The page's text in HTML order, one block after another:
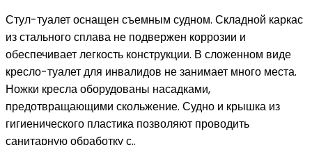
Стул-туалет оснащен съемным судном. Складной каркас
из стального сплава не подвержен коррозии и
обеспечивает легкость конструкции. В сложенном виде
кресло-туалет для инвалидов не занимает много места.
Ножки кресла оборудованы насадками,
предотвращающими скольжение. Судно и крышка из
гигиенического пластика позволяют проводить
санитарную обработку с..